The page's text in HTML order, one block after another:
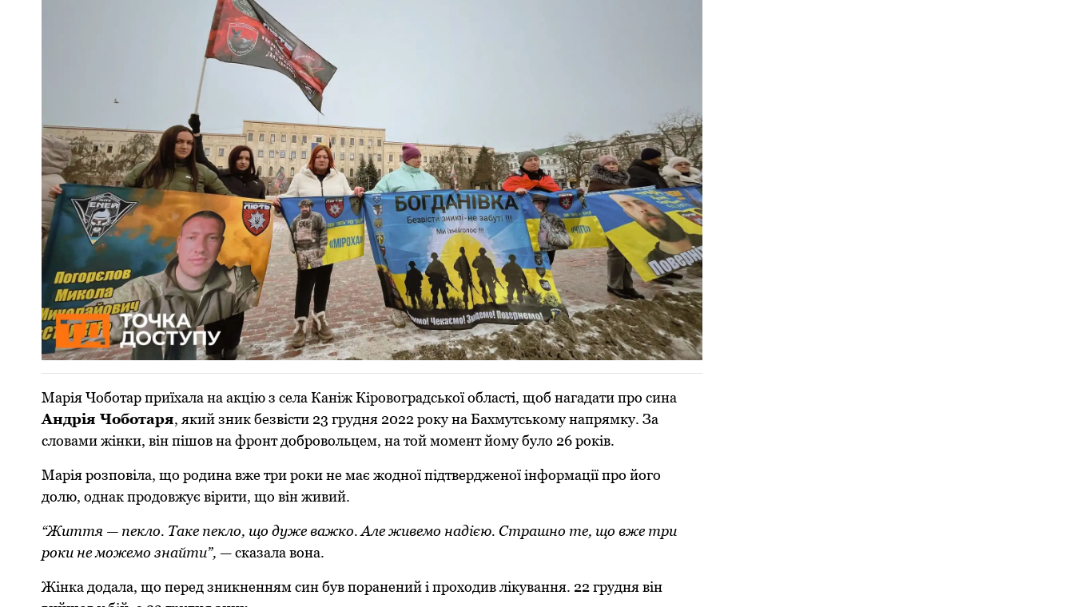
Марія Чоботар приїхала на акцію з села Каніж Кіровоградської області, щоб нагадати про сина
Андрія Чоботаря, який зник безвісти 23 грудня 2022 року на Бахмутському напрямку. За
словами жінки, він пішов на фронт добровольцем, на той момент йому було 26 років.
Марія розповіла, що родина вже три роки не має жодної підтвердженої інформації про його
долю, однак продовжує вірити, що він живий.
“Життя — пекло. Таке пекло, що дуже важко. Але живемо надією. Страшно те, що вже три
роки не можемо знайти”, — сказала вона.
Жінка додала, що перед зникненням син був поранений і проходив лікування. 22 грудня він